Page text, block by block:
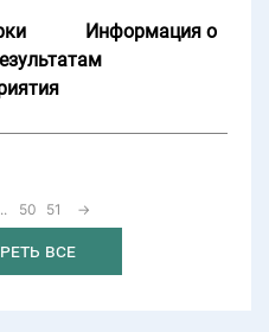
Информация о
50 51 →
все